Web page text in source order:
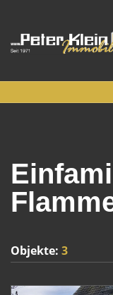
Objekte: 3